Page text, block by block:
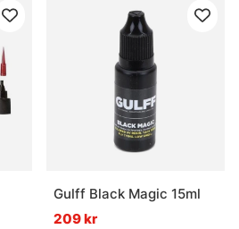
Gulff Black Magic 15ml
209 kr